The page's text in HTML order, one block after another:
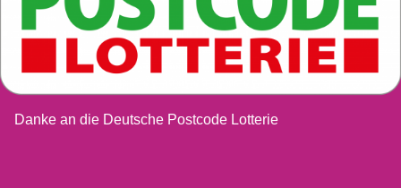
Danke an die Deutsche Postcode Lotterie